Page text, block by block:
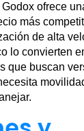
ofrece
más
de alta
lo convierten
que buscan